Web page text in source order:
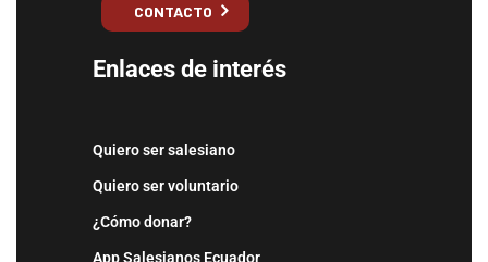
CONTACTO
Enlaces de interés
Quiero ser salesiano
Quiero ser voluntario
¿Cómo donar?
App Salesianos Ecuador